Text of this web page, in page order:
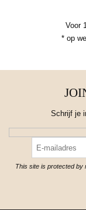
Voor
* op
Schrijf je
This site is protected by